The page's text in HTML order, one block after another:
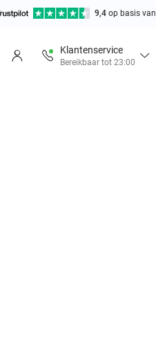
9,4 op basis van
Klantenservice
Bereikbaar tot 23:00